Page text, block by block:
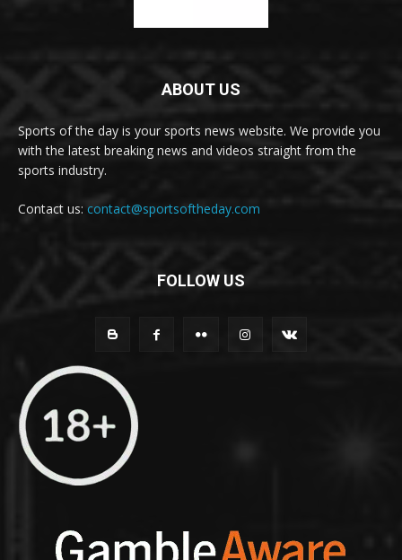
ABOUT US
Sports of the day is your sports news website. We provide you
with the latest breaking news and videos straight from the
sports industry.
Contact us: contact@sportsoftheday.com
FOLLOW US